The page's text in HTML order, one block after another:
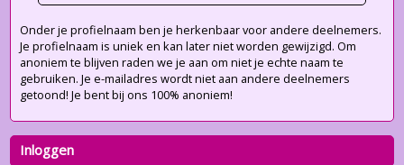
Onder je profielnaam ben je herkenbaar voor andere deelnemers.
Je profielnaam is uniek en kan later niet worden gewijzigd. Om
anoniem te blijven raden we je aan om niet je echte naam te
gebruiken. Je e-mailadres wordt niet aan andere deelnemers
getoond! Je bent bij ons 100% anoniem!
Inloggen